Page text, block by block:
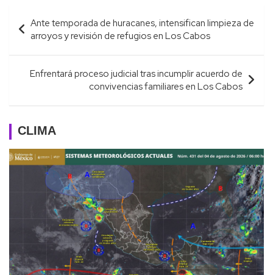
Navegación
de
entradas
Ante temporada de huracanes, intensifican limpieza de
arroyos y revisión de refugios en Los Cabos
Enfrentará proceso judicial tras incumplir acuerdo de
convivencias familiares en Los Cabos
CLIMA